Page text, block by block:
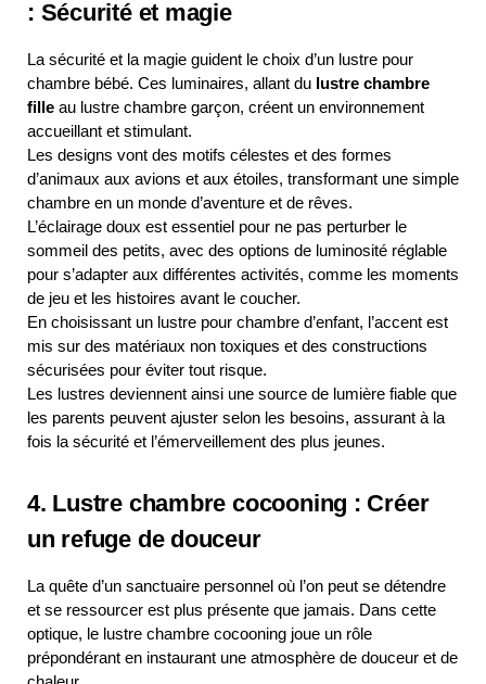
: Sécurité et magie
La sécurité et la magie guident le choix d’un lustre pour
chambre bébé. Ces luminaires, allant du lustre chambre
fille au lustre chambre garçon, créent un environnement
accueillant et stimulant.
Les designs vont des motifs célestes et des formes
d’animaux aux avions et aux étoiles, transformant une simple
chambre en un monde d’aventure et de rêves.
L’éclairage doux est essentiel pour ne pas perturber le
sommeil des petits, avec des options de luminosité réglable
pour s’adapter aux différentes activités, comme les moments
de jeu et les histoires avant le coucher.
En choisissant un lustre pour chambre d’enfant, l’accent est
mis sur des matériaux non toxiques et des constructions
sécurisées pour éviter tout risque.
Les lustres deviennent ainsi une source de lumière fiable que
les parents peuvent ajuster selon les besoins, assurant à la
fois la sécurité et l’émerveillement des plus jeunes.
4. Lustre chambre cocooning : Créer
un refuge de douceur
La quête d’un sanctuaire personnel où l’on peut se détendre
et se ressourcer est plus présente que jamais. Dans cette
optique, le lustre chambre cocooning joue un rôle
prépondérant en instaurant une atmosphère de douceur et de